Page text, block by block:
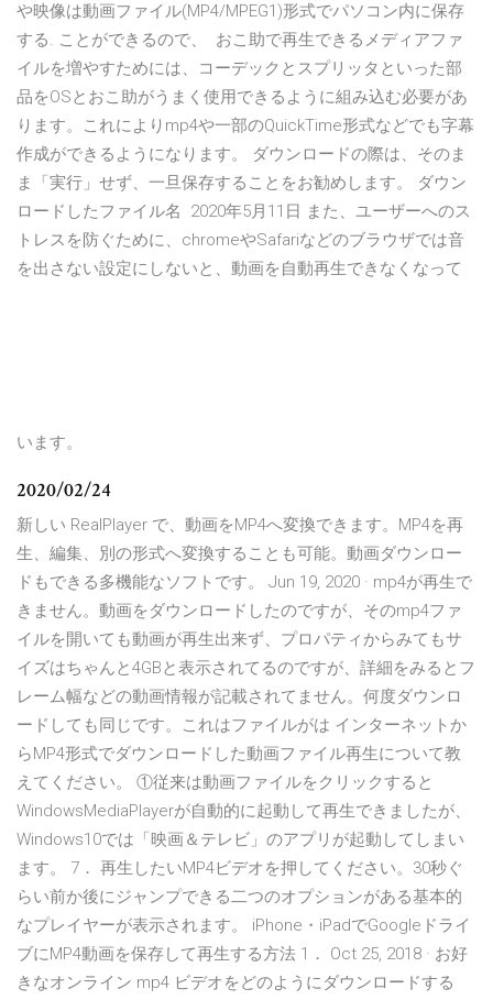
や映像は動画ファイル(MP4/MPEG1)形式でパソコン内に保存
する. ことができるので、 おこ助で再生できるメディアファ
イルを増やすためには、コーデックとスプリッタといった部
品をOSとおこ助がうまく使用できるように組み込む必要があ
ります。これによりmp4や一部のQuickTime形式などでも字幕
作成ができるようになります。 ダウンロードの際は、そのま
ま「実行」せず、一旦保存することをお勧めします。 ダウン
ロードしたファイル名 2020年5月11日 また、ユーザーへのス
トレスを防ぐために、chromeやSafariなどのブラウザでは音
を出さない設定にしないと、動画を自動再生できなくなって
います。
2020/02/24
新しい RealPlayer で、動画をMP4へ変換できます。MP4を再
生、編集、別の形式へ変換することも可能。動画ダウンロー
ドもできる多機能なソフトです。 Jun 19, 2020 · mp4が再生で
きません。動画をダウンロードしたのですが、そのmp4ファ
イルを開いても動画が再生出来ず、プロパティからみてもサ
イズはちゃんと4GBと表示されてるのですが、詳細をみるとフ
レーム幅などの動画情報が記載されてません。何度ダウンロ
ードしても同じです。これはファイルがは インターネットか
らMP4形式でダウンロードした動画ファイル再生について教
えてください。 ①従来は動画ファイルをクリックすると
WindowsMediaPlayerが自動的に起動して再生できましたが、
Windows10では「映画＆テレビ」のアプリが起動してしまい
ます。 7． 再生したいMP4ビデオを押してください。30秒ぐ
らい前か後にジャンプできる二つのオプションがある基本的
なプレイヤーが表示されます。 iPhone・iPadでGoogleドライ
ブにMP4動画を保存して再生する方法 1． Oct 25, 2018 · お好
きなオンライン mp4 ビデオをどのようにダウンロードする